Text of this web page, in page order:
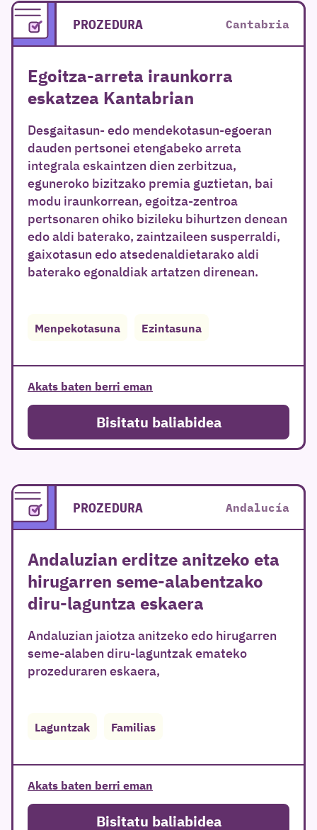
PROZEDURA Cantabria
Egoitza-arreta iraunkorra
eskatzea Kantabrian
Desgaitasun- edo mendekotasun-egoeran
dauden pertsonei etengabeko arreta
integrala eskaintzen dien zerbitzua,
eguneroko bizitzako premia guztietan, bai
modu iraunkorrean, egoitza-zentroa
pertsonaren ohiko bizileku bihurtzen denean
edo aldi baterako, zaintzaileen susperraldi,
gaixotasun edo atsedenaldietarako aldi
baterako egonaldiak artatzen direnean.
Menpekotasuna Ezintasuna
Akats baten berri eman
Bisitatu baliabidea
PROZEDURA Andalucía
Andaluzian erditze anitzeko eta
hirugarren seme-alabentzako
diru-laguntza eskaera
Andaluzian jaiotza anitzeko edo hirugarren
seme-alaben diru-laguntzak emateko
prozeduraren eskaera,
Laguntzak Familias
Akats baten berri eman
Bisitatu baliabidea